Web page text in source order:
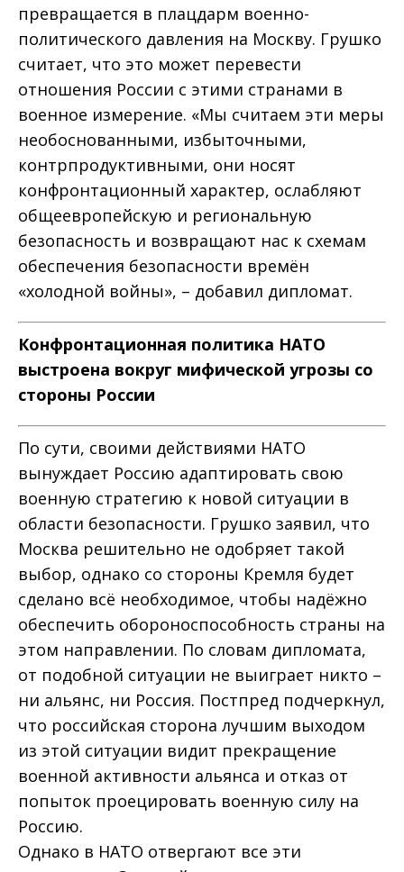
превращается в плацдарм военно-
политического давления на Москву. Грушко
считает, что это может перевести
отношения России с этими странами в
военное измерение. «Мы считаем эти меры
необоснованными, избыточными,
контрпродуктивными, они носят
конфронтационный характер, ослабляют
общеевропейскую и региональную
безопасность и возвращают нас к схемам
обеспечения безопасности времён
«холодной войны», – добавил дипломат.
Конфронтационная политика НАТО
выстроена вокруг мифической угрозы со
стороны России
По сути, своими действиями НАТО
вынуждает Россию адаптировать свою
военную стратегию к новой ситуации в
области безопасности. Грушко заявил, что
Москва решительно не одобряет такой
выбор, однако со стороны Кремля будет
сделано всё необходимое, чтобы надёжно
обеспечить обороноспособность страны на
этом направлении. По словам дипломата,
от подобной ситуации не выиграет никто –
ни альянс, ни Россия. Постпред подчеркнул,
что российская сторона лучшим выходом
из этой ситуации видит прекращение
военной активности альянса и отказ от
попыток проецировать военную силу на
Россию.
Однако в НАТО отвергают все эти